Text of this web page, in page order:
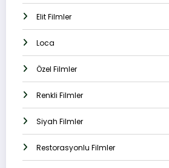
Elit Filmler
Loca
Özel Filmler
Renkli Filmler
Siyah Filmler
Restorasyonlu Filmler